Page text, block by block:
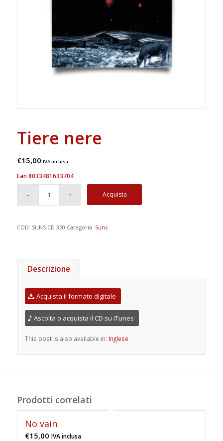
Tiere nere
€15,00 IVA inclusa
Ean 8033481633704
Acquista
COD: SUNS CD 370 Categoria: Suns
Descrizione
Acquista il formato digitale
Ascolta o acquista il CD su iTunes
This post is also available in: Inglese
Prodotti correlati
No vain
€15,00 IVA inclusa